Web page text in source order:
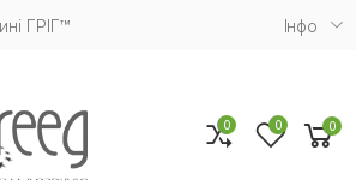
ГРІГ™ Iнфо
menu
0 0 0